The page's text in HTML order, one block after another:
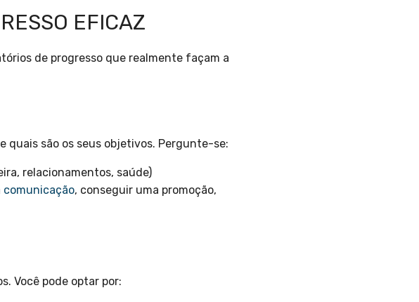
EFICAZ
de progresso que realmente façam a
quais são os seus objetivos. Pergunte-se:
relacionamentos, saúde)
comunicação, conseguir uma promoção,
Você pode optar por: